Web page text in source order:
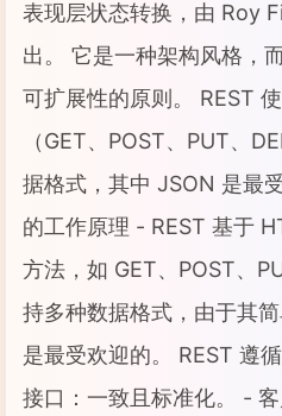
表现层状态转换，由 Roy
出。 它是一种架构风格，
可扩展性的原则。 REST
（GET、POST、PUT、
据格式，其中 JSON 是最
的工作原理 - REST 基于
方法，如 GET、POST、
持多种数据格式，由于其
是最受欢迎的。 REST 遵
接口：一致且标准化。 -